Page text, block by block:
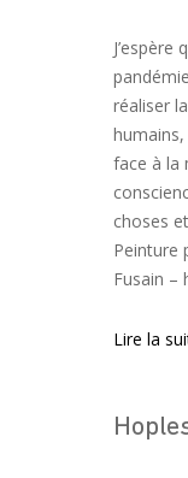
réaliser
face à la
choses
Peinture
Fusain –
Lire la